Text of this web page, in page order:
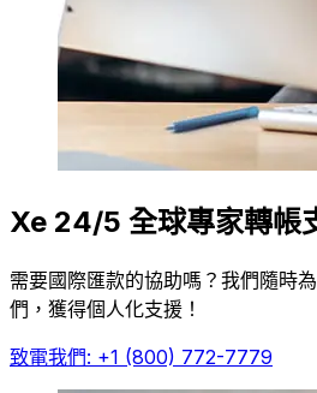
Xe 24/5 全球專家轉帳
需要國際匯款的協助嗎？我們隨時
們，獲得個人化支援！
致電我們: +1 (800) 772-7779